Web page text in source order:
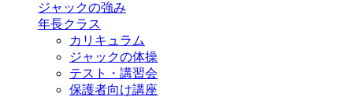
ジャックの強み
年長クラス
カリキュラム
ジャックの体操
テスト・講習会
保護者向け講座